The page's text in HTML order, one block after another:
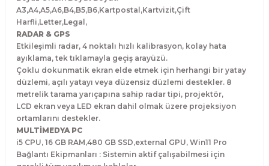
A3,A4,A5,A6,B4,B5,B6,Kartpostal,Kartvizit,Çift
Harfli,Letter,Legal,
RADAR & GPS
Etkileşimli radar, 4 noktalı hızlı kalibrasyon, kolay hata
ayıklama, tek tıklamayla geçiş arayüzü.
Çoklu dokunmatik ekran elde etmek için herhangi bir yatay
düzlemi, açılı yatayı veya düzensiz düzlemi destekler. 8
metrelik tarama yarıçapına sahip radar tipi, projektör,
LCD ekran veya LED ekran dahil olmak üzere projeksiyon
ortamlarını destekler.
MULTİMEDYA PC
i5 CPU, 16 GB RAM,480 GB SSD,external GPU, Win11 Pro
Bağlantı Ekipmanları : Sistemin aktif çalışabilmesi için